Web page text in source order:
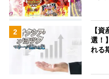
2
【
選！
れる